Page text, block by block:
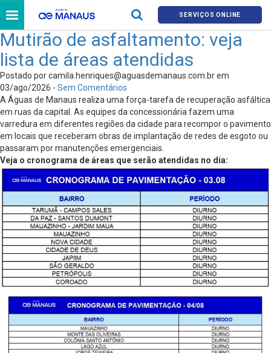
SERVIÇOS ONLINE
Mutirão de asfaltamento: veja
lista de áreas atendidas
Postado porcamila.henriques@aguasdemanaus.com.brem
03/ago/2026 - Sem Comentários
A Águas de Manaus realiza uma força-tarefa de recuperação asfáltica
em ruas da capital. As equipes da concessionária fazem uma
varredura em diferentes regiões da cidade para recompor o pavimento
em locais que receberam obras de implantação de redes de esgoto ou
passaram por manutenções emergenciais.
Veja o cronograma de áreas que serão atendidas no dia: